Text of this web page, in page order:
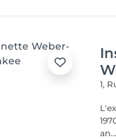
1,
an...